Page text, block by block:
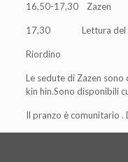
16,50-17,30 Zazen
17,30 Lettura del
Riordino
Le sedute di Zazen
kin hin.Sono disponibili
Il pranzo è comunitario